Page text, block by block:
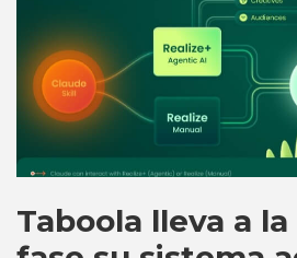
Taboola lleva a